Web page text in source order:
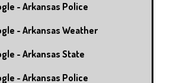
- Arkansas Police
- Arkansas Weather
- Arkansas State
- Arkansas Police